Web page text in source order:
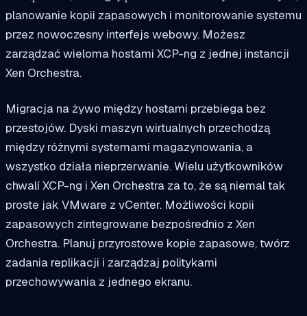
planowanie kopii zapasowych i monitorowanie systemu
przez nowoczesny interfejs webowy. Możesz
zarządzać wieloma hostami XCP-ng z jednej instancji
Xen Orchestra.
Migracja na żywo między hostami przebiega bez
przestojów. Dyski maszyn wirtualnych przechodzą
między różnymi systemami magazynowania, a
wszystko działa nieprzerwanie. Wielu użytkowników
chwalí XCP-ng i Xen Orchestra za to, że są niemal tak
proste jak VMware z vCenter. Możliwości kopii
zapasowych zintegrowane bezpośrednio z Xen
Orchestra. Planuj przyrostowe kopie zapasowe, twórz
zadania replikacji i zarządzaj politykami
przechowywania z jednego ekranu.